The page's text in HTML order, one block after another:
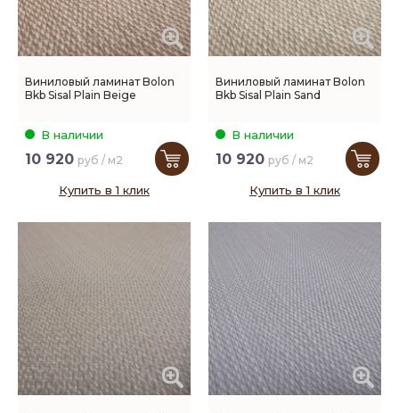
Виниловый ламинат Bolon
Bkb Sisal Plain Beige
В наличии
10 920 руб / м2
Купить в 1 клик
Виниловый ламинат Bolon
Bkb Sisal Plain Sand
В наличии
10 920 руб / м2
Купить в 1 клик